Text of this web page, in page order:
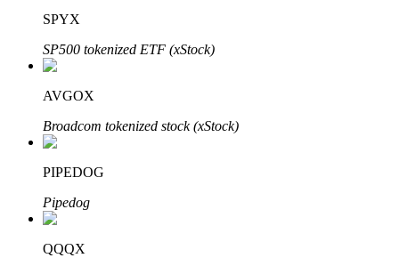
พันธมิตร Bitrue
SPYX
SP500 tokenized ETF (xStock)
AVGOX
Broadcom tokenized stock (xStock)
PIPEDOG
Pipedog
QQQX